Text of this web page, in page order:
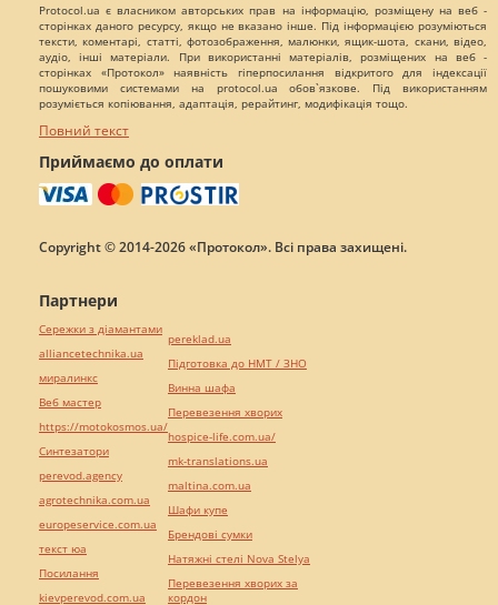
Protocol.ua є власником авторських прав на інформацію, розміщену на веб -
сторінках даного ресурсу, якщо не вказано інше. Під інформацією розуміються
тексти, коментарі, статті, фотозображення, малюнки, ящик-шота, скани, відео,
аудіо, інші матеріали. При використанні матеріалів, розміщених на веб -
сторінках «Протокол» наявність гіперпосилання відкритого для індексації
пошуковими системами на protocol.ua обов`язкове. Під використанням
розуміється копіювання, адаптація, рерайтинг, модифікація тощо.
Повний текст
Приймаємо до оплати
Copyright © 2014-2026 «Протокол». Всі права захищені.
Партнери
Сережки з діамантами
alliancetechnika.ua
миралинкс
Веб мастер
https://motokosmos.ua/
Синтезатори
perevod.agency
agrotechnika.com.ua
europeservice.com.ua
текст юа
Посилання
kievperevod.com.ua
pereklad.ua
Підготовка до НМТ / ЗНО
Винна шафа
Перевезення хворих
hospice-life.com.ua/
mk-translations.ua
maltina.com.ua
Шафи купе
Брендові сумки
Натяжні стелі Nova Stelya
Перевезення хворих за
кордон